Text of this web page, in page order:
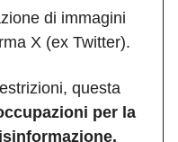
di immagini
X (ex Twitter).
questa
per la